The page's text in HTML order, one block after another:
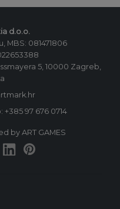
d.o.o.
MBS: 081471806
5, 10000 Zagreb,
+385 97 676 0714
by ART GAMES